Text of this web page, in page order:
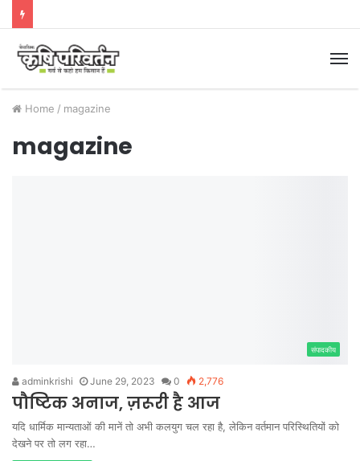
Home / magazine
magazine
संपादकीय
adminkrishi June 29, 2023 0 2,776
पौष्टिक अनाज, ज़रूरी है आज
यदि धार्मिक मान्यताओं की मानें तो अभी कलयुग चल रहा है, लेकिन वर्तमान परिस्थितियों को
देखने पर तो लग रहा…